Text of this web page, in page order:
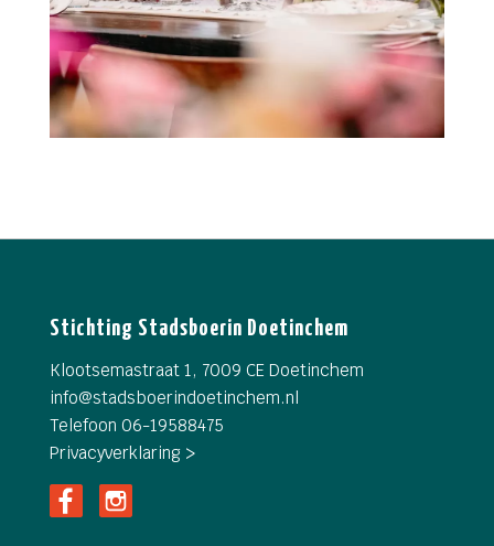
Stichting Stadsboerin Doetinchem
Klootsemastraat 1, 7009 CE Doetinchem
info@stadsboerindoetinchem.nl
Telefoon 06-19588475
Privacyverklaring >